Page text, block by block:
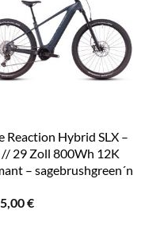
Reaction Hybrid SLX –
// 29 Zoll 800Wh 12K
– sagebrushgreen´n
€